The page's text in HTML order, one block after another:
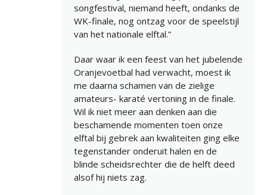
songfestival, niemand heeft, ondanks de
WK-finale, nog ontzag voor de speelstijl
van het nationale elftal.”
Daar waar ik een feest van het jubelende
Oranjevoetbal had verwacht, moest ik
me daarna schamen van de zielige
amateurs- karaté vertoning in de finale.
Wil ik niet meer aan denken aan die
beschamende momenten toen onze
elftal bij gebrek aan kwaliteiten ging elke
tegenstander onderuit halen en de
blinde scheidsrechter die de helft deed
alsof hij niets zag.